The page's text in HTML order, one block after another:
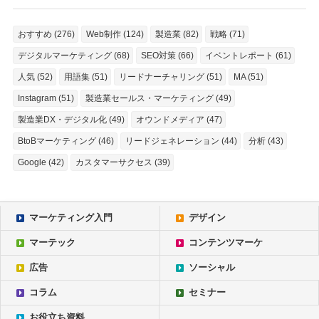
おすすめ (276) Web制作 (124) 製造業 (82) 戦略 (71)
デジタルマーケティング (68) SEO対策 (66) イベントレポート (61)
人気 (52) 用語集 (51) リードナーチャリング (51) MA (51)
Instagram (51) 製造業セールス・マーケティング (49)
製造業DX・デジタル化 (49) オウンドメディア (47)
BtoBマーケティング (46) リードジェネレーション (44) 分析 (43)
Google (42) カスタマーサクセス (39)
マーケティング入門 デザイン
マーテック コンテンツマーケ
広告 ソーシャル
コラム セミナー